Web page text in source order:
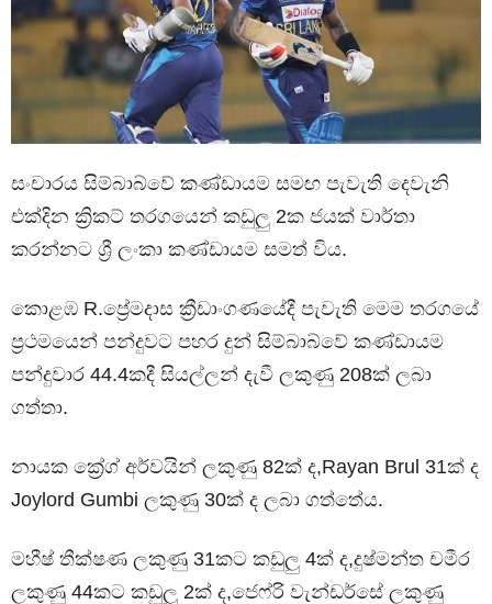
සංචාරය සිම්බාබ්වේ කණ්ඩායම සමඟ පැවැති දෙවැනි
එක්දින ක්‍රිකට් තරගයෙන් කඩුලු 2ක ජයක් වාර්තා
කරන්නට ශ්‍රී ලංකා කණ්ඩායම සමත් විය.
කොළඹ R.ප්‍රේමදාස ක්‍රීඩාංගණයේදී පැවැති මෙම තරගයේ
ප්‍රථමයෙන් පන්දුවට පහර දුන් සිම්බාබ්වේ කණ්ඩායම
පන්දුවාර 44.4කදී සියල්ලන් දැවී ලකුණු 208ක් ලබා
ගත්තා.
නායක ක්‍රේග් අර්වයින් ලකුණු 82ක් ද,Rayan Brul 31ක් ද
Joylord Gumbi ලකුණු 30ක් ද ලබා ගත්තේය.
මහීෂ් තීක්ෂණ ලකුණු 31කට කඩුලු 4ක් ද,දුෂ්මන්ත චමීර
ලකුණු 44කට කඩුලු 2ක් ද,ජෙෆ්රි වැන්ඩර්සේ ලකුණු